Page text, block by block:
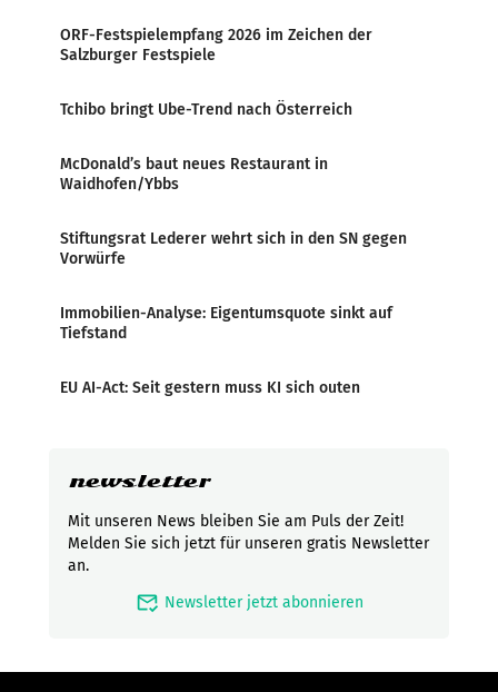
ORF-Festspielempfang 2026 im Zeichen der
Salzburger Festspiele
Tchibo bringt Ube-Trend nach Österreich
McDonald’s baut neues Restaurant in
Waidhofen/Ybbs
Stiftungsrat Lederer wehrt sich in den SN gegen
Vorwürfe
Immobilien-Analyse: Eigentumsquote sinkt auf
Tiefstand
EU AI-Act: Seit gestern muss KI sich outen
newsletter
Mit unseren News bleiben Sie am Puls der Zeit!
Melden Sie sich jetzt für unseren gratis Newsletter
an.
mark_email_read Newsletter jetzt abonnieren